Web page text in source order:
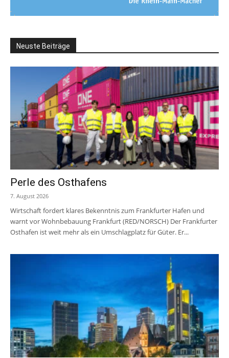
Neuste Beiträge
Perle des Osthafens
7. August 2026
Wirtschaft fordert klares Bekenntnis zum Frankfurter Hafen und
warnt vor Wohnbebauung Frankfurt (RED/NORSCH) Der Frankfurter
Osthafen ist weit mehr als ein Umschlagplatz für Güter. Er...